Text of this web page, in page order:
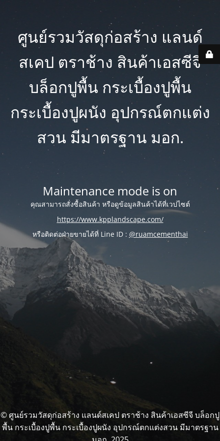
ศูนย์รวมวัสดุก่อสร้าง แลนด์
สเคป ตราช้าง สินค้าเอสซีจี
บล็อกปูพื้น กระเบื้องปูพื้น
กระเบื้องปูผนัง อุปกรณ์ตกแต่ง
สวน มีมาตรฐาน มอก.
Maintenance mode is on
คุณสามารถสั่งซื้อสินค้า หรือดูข้อมูลสินค้าได้ที่เวปไซต์
https://www.kpplandscape.com/
หรือติดต่อฝ่ายขายได้ที่ Line ID : @ruamcementhai
© ศูนย์รวมวัสดุก่อสร้าง แลนด์สเคป ตราช้าง สินค้าเอสซีจี บล็อกปู
พื้น กระเบื้องปูพื้น กระเบื้องปูผนัง อุปกรณ์ตกแต่งสวน มีมาตรฐาน